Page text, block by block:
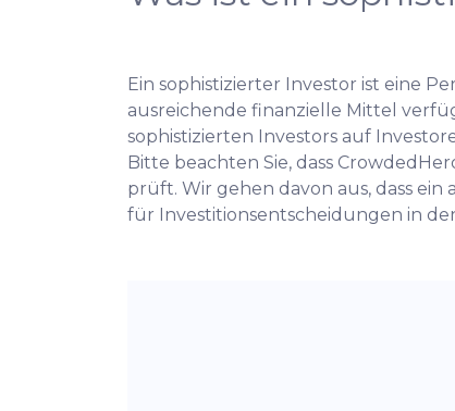
Ein sophistizierter Investor ist eine
ausreichende finanzielle Mittel
sophistizierten Investors auf
Bitte beachten Sie, dass
prüft. Wir gehen davon aus, dass
für Investitionsentscheidungen in